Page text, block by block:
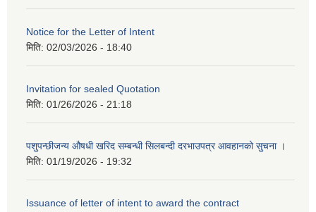
Notice for the Letter of Intent
मिति: 02/03/2026 - 18:40
Invitation for sealed Quotation
मिति: 01/26/2026 - 21:18
पशुपन्छीजन्य औषधी खरिद सम्बन्धी सिलबन्दी दरभाउपत्र आवहानको सुचना ।
मिति: 01/19/2026 - 19:32
Issuance of letter of intent to award the contract